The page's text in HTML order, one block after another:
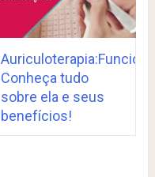
Conheça tudo
sobre ela e seus
benefícios!